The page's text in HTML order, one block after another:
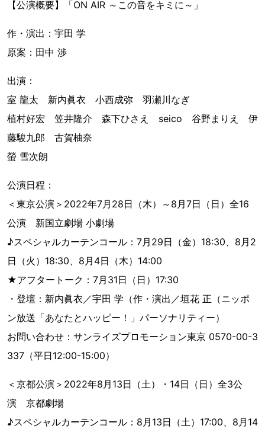
【公演概要】「ON AIR ～この音をキミに～」
作・演出：宇田 学
原案：田中 渉
出演：
室 龍太 新内眞衣 小西成弥 羽瀬川なぎ
植村好宏 笠井隆介 森下ひさえ seico 谷野まりえ 伊
藤駿九郎 古賀柚奈
螢 雪次朗
公演日程：
＜東京公演＞2022年7月28日（木）～8月7日（日）全16
公演 新国立劇場 小劇場
♪スペシャルカーテンコール：7月29日（金）18:30、8月2
日（火）18:30、8月4日（木）14:00
★アフタートーク：7月31日（日）17:30
・登壇：新内眞衣／宇田 学（作・演出／垣花 正（ニッポ
ン放送「あなたとハッピー！」パーソナリティー）
お問い合わせ：サンライズプロモーション東京 0570-00-3
337（平日12:00-15:00）
＜京都公演＞2022年8月13日（土）・14日（日）全3公
演 京都劇場
♪スペシャルカーテンコール：8月13日（土）17:00、8月14